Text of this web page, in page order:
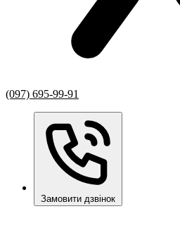
(097) 695-99-91
Замовити дзвінок